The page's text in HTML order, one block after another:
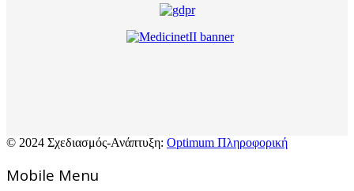
© 2024 Σχεδιασμός-Ανάπτυξη: Optimum Πληροφορική
Mοbile Menu